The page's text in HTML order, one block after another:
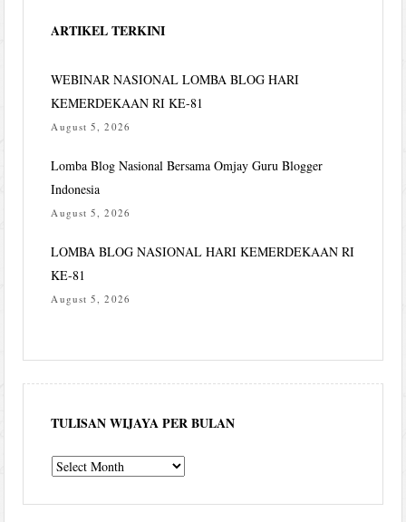
ARTIKEL TERKINI
WEBINAR NASIONAL LOMBA BLOG HARI
KEMERDEKAAN RI KE-81
August 5, 2026
Lomba Blog Nasional Bersama Omjay Guru Blogger
Indonesia
August 5, 2026
LOMBA BLOG NASIONAL HARI KEMERDEKAAN RI
KE-81
August 5, 2026
TULISAN WIJAYA PER BULAN
Tulisan
per